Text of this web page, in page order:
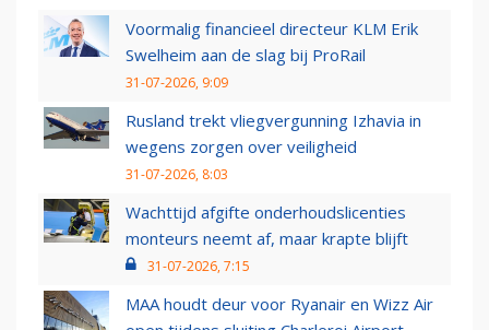
Voormalig financieel directeur KLM Erik
Swelheim aan de slag bij ProRail
31-07-2026, 9:09
Rusland trekt vliegvergunning Izhavia in
wegens zorgen over veiligheid
31-07-2026, 8:03
Wachttijd afgifte onderhoudslicenties
monteurs neemt af, maar krapte blijft
31-07-2026, 7:15
MAA houdt deur voor Ryanair en Wizz Air